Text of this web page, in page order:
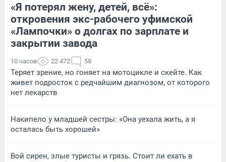
«Я потерял жену, детей, всё»:
откровения экс-рабочего уфимской
«Лампочки» о долгах по зарплате и
закрытии завода
10 часов 22 472 58
Теряет зрение, но гоняет на мотоцикле и скейте. Как
живет подросток с редчайшим диагнозом, от которого
нет лекарств
Накипело у младшей сестры: «Она уехала жить, а я
осталась быть хорошей»
Вой сирен, злые туристы и грязь. Стоит ли ехать в